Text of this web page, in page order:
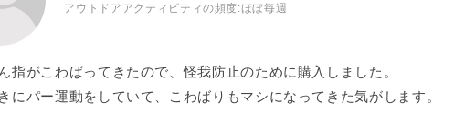
アウトドアアクティビティの頻度:ほぼ毎週
指がこわばってきたので、怪我防止のために購入しました。
にパー運動をしていて、こわばりもマシになってきた気がします。